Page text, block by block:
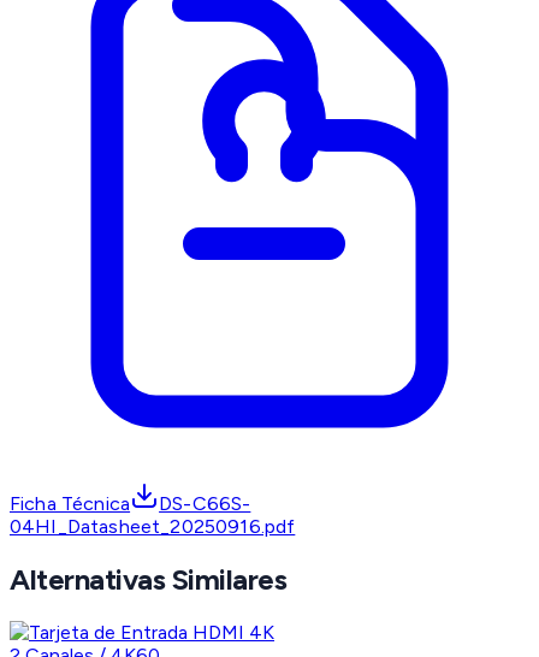
Ficha Técnica
DS-C66S-
04HI_Datasheet_20250916.pdf
Alternativas Similares